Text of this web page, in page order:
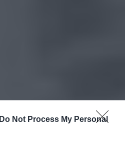
Do Not Process My Personal